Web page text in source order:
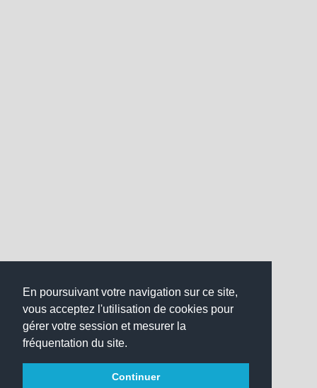
En poursuivant votre navigation sur ce site,
vous acceptez l'utilisation de cookies pour
gérer votre session et mesurer la
fréquentation du site.
Continuer